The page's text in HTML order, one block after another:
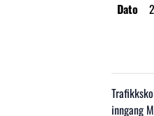
Dato
inngang